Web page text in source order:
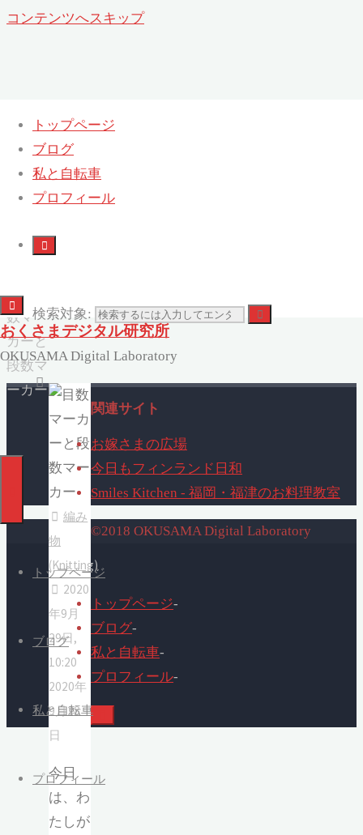
コンテンツへスキップ
トップページ
ブログ
私と自転車
プロフィール
検索対象:
おくさまデジタル研究所
OKUSAMA Digital Laboratory
トップページ
ブログ
私と自転車
プロフィール
目数マーカーと段数マーカー
ホー
編み物
数マー
カーと
段数マ
ーカー
編み
物
(Knitting)
2020
年9月
29日,
10:20
2020年
9月28
日
今日
は、わ
たしが
関連サイト
お嫁さまの広場
今日もフィンランド日和
Smiles Kitchen - 福岡・福津のお料理教室
©2018 OKUSAMA Digital Laboratory
トップページ-
ブログ-
私と自転車-
プロフィール-